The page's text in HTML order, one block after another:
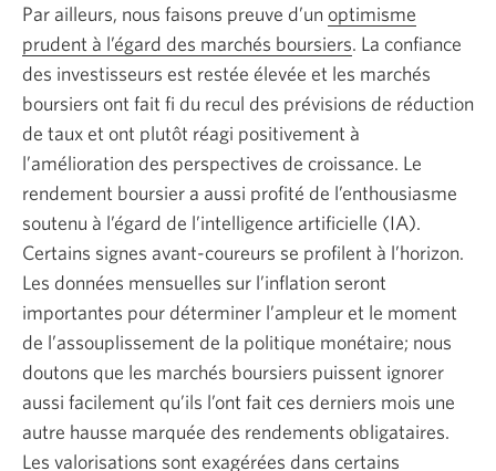
Par ailleurs, nous faisons preuve d’un optimisme
prudent à l’égard des marchés boursiers. La confiance
des investisseurs est restée élevée et les marchés
boursiers ont fait fi du recul des prévisions de réduction
de taux et ont plutôt réagi positivement à
l’amélioration des perspectives de croissance. Le
rendement boursier a aussi profité de l’enthousiasme
soutenu à l’égard de l’intelligence artificielle (IA).
Certains signes avant-coureurs se profilent à l’horizon.
Les données mensuelles sur l’inflation seront
importantes pour déterminer l’ampleur et le moment
de l’assouplissement de la politique monétaire; nous
doutons que les marchés boursiers puissent ignorer
aussi facilement qu’ils l’ont fait ces derniers mois une
autre hausse marquée des rendements obligataires.
Les valorisations sont exagérées dans certains